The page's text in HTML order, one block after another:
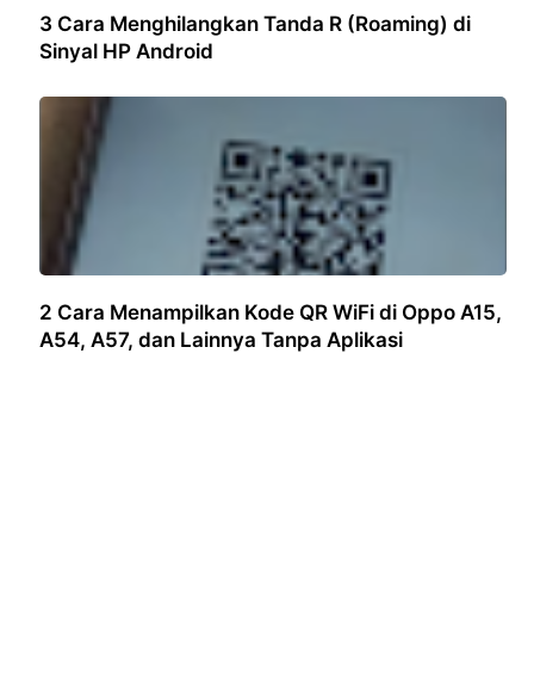
3 Cara Menghilangkan Tanda R (Roaming) di
Sinyal HP Android
2 Cara Menampilkan Kode QR WiFi di Oppo A15,
A54, A57, dan Lainnya Tanpa Aplikasi